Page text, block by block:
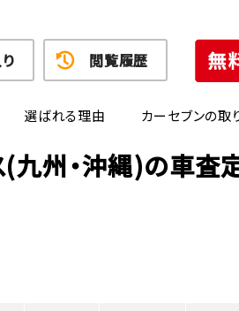
選ばれる理由 カーセブンの取
閲覧履歴
九州・沖縄)の車査